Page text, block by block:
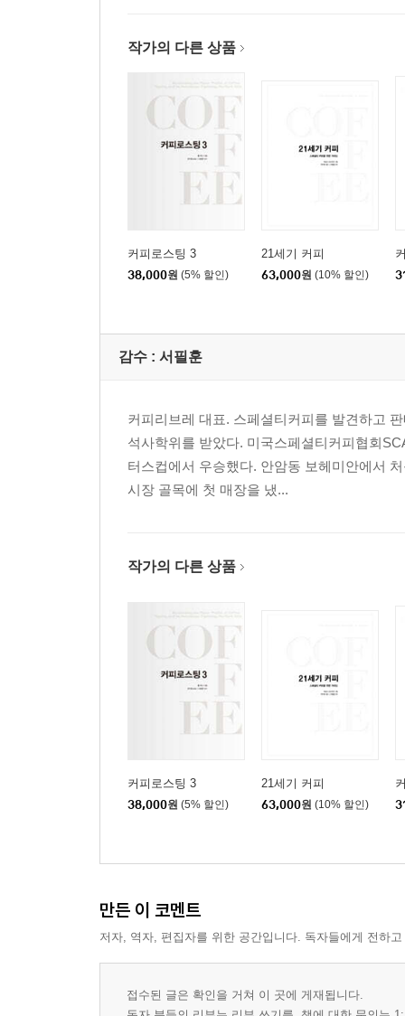
작가의 다른 상품
커피로스팅 3
38,000원 (5% 할인)
21세기 커피
63,000원 (10% 할인)
감수 : 서필훈
커피리브레 대표. 스페셜티커피를 발견하고
석사학위를 받았다. 미국스페셜티커피협회
터스컵에서 우승했다. 안암동 보헤미안에서
시장 골목에 첫 매장을 냈...
작가의 다른 상품
커피로스팅 3
38,000원 (5% 할인)
21세기 커피
63,000원 (10% 할인)
만든 이 코멘트
저자, 역자, 편집자를 위한 공간입니다. 독자들에게 전하
접수된 글은 확인을 거쳐 이 곳에 게재됩니다.